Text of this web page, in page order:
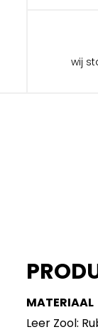
wij
MATERIAAL
Leer Zool: